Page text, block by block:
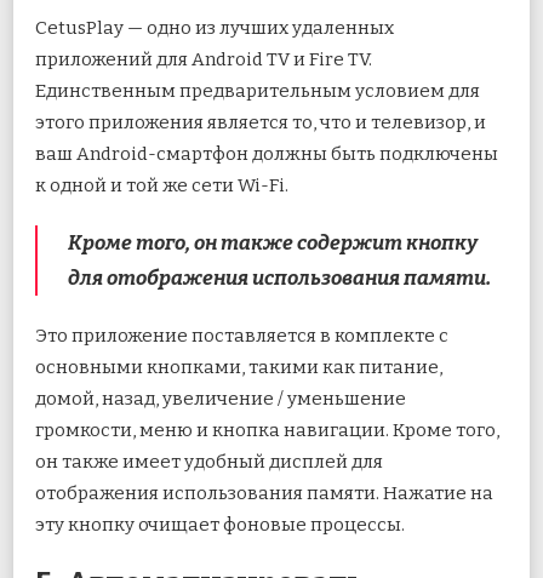
CetusPlay — одно из лучших удаленных
приложений для Android TV и Fire TV.
Единственным предварительным условием для
этого приложения является то, что и телевизор, и
ваш Android-смартфон должны быть подключены
к одной и той же сети Wi-Fi.
Кроме того, он также содержит кнопку
для отображения использования памяти.
Это приложение поставляется в комплекте с
основными кнопками, такими как питание,
домой, назад, увеличение / уменьшение
громкости, меню и кнопка навигации. Кроме того,
он также имеет удобный дисплей для
отображения использования памяти. Нажатие на
эту кнопку очищает фоновые процессы.